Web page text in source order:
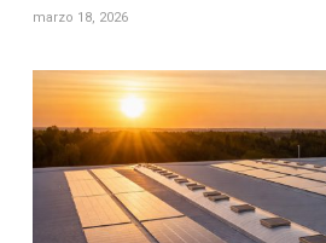
marzo 18, 2026